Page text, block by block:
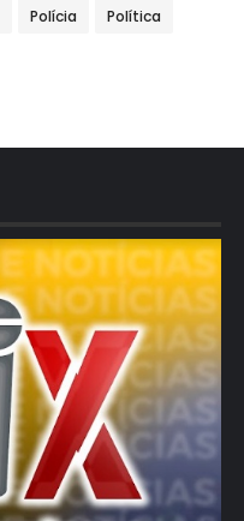
Polícia Política